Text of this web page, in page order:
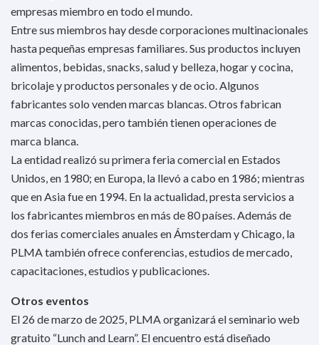
empresas miembro en todo el mundo.
Entre sus miembros hay desde corporaciones multinacionales
hasta pequeñas empresas familiares. Sus productos incluyen
alimentos, bebidas, snacks, salud y belleza, hogar y cocina,
bricolaje y productos personales y de ocio. Algunos
fabricantes solo venden marcas blancas. Otros fabrican
marcas conocidas, pero también tienen operaciones de
marca blanca.
La entidad realizó su primera feria comercial en Estados
Unidos, en 1980; en Europa, la llevó a cabo en 1986; mientras
que en Asia fue en 1994. En la actualidad, presta servicios a
los fabricantes miembros en más de 80 países. Además de
dos ferias comerciales anuales en Ámsterdam y Chicago, la
PLMA también ofrece conferencias, estudios de mercado,
capacitaciones, estudios y publicaciones.
Otros eventos
El 26 de marzo de 2025, PLMA organizará el seminario web
gratuito “Lunch and Learn”. El encuentro está diseñado